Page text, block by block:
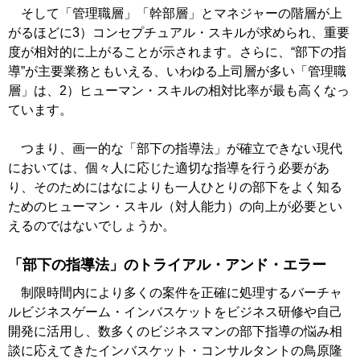
そして「管理職層」「幹部層」とマネジャーの階層が上
がるほどに3）コンセプチュアル・スキルが求められ、重要
度が相対的に上がることが示されます。さらに、“部下の指
導”が主要業務ともいえる、いわゆる上司層が多い「管理職
層」は、2）ヒューマン・スキルの相対比率が最も高くなっ
ています。
つまり、画一的な「部下の指導法」が確立できない現代
においては、個々人に応じた適切な指導を行う必要があ
り、そのためにはなによりも一人ひとりの部下をよく知る
ためのヒューマン・スキル（対人能力）の向上が必要とい
えるのではないでしょうか。
「部下の指導法」のトライアル・アンド・エラー
制限時間内により多くの案件を正確に処理するバーチャ
ルビジネスゲーム・インバスケットをビジネス研修や自己
開発に活用し、数多くのビジネスマンの部下指導の悩み相
談に応えてきたインバスケット・コンサルタントの鳥原隆